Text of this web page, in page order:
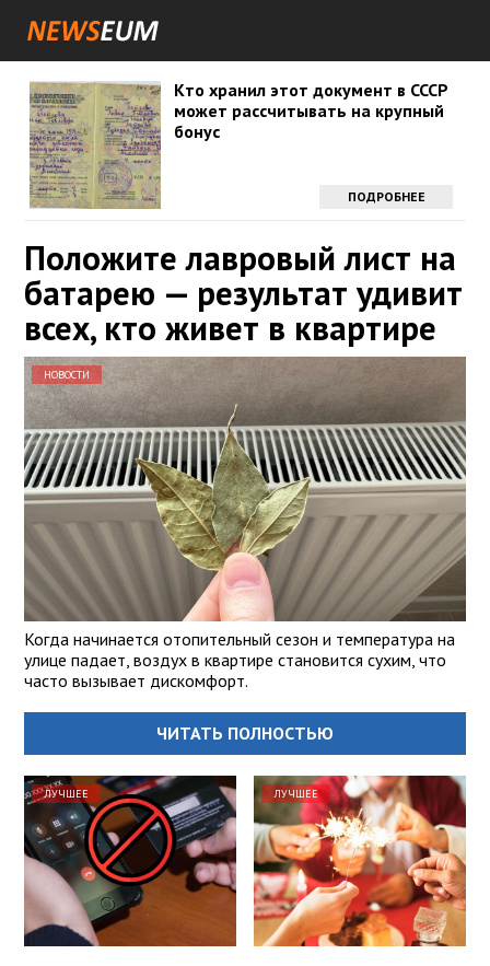
Кто хранил этот документ в СССР
может рассчитывать на крупный
бонус
ПОДРОБНЕЕ
Положите лавровый лист на
батарею — результат удивит
всех, кто живет в квартире
НОВОСТИ
Когда начинается отопительный сезон и температура на
улице падает, воздух в квартире становится сухим, что
часто вызывает дискомфорт.
ЧИТАТЬ ПОЛНОСТЬЮ
ЛУЧШЕЕ ЛУЧШЕЕ